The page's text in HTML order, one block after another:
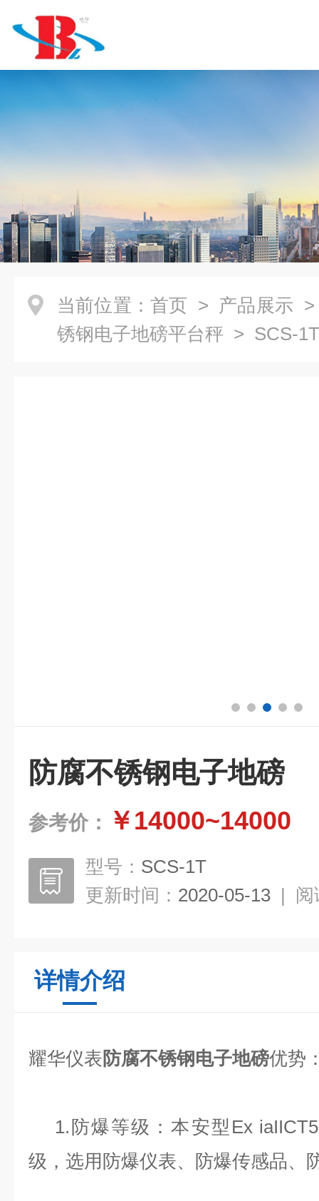
当前位置： 首页 > 产品展示
锈钢电子地磅平台秤 > SCS-
防腐不锈钢电子地磅
参考价： ￥14000~14000
型号： SCS-1T
更新时间： 2020-05-13 | 阅
详情介绍
耀华仪表防腐不锈钢电子地磅优势
1.防爆等级：本安型Ex
级，选用防爆仪表、防爆传感品、